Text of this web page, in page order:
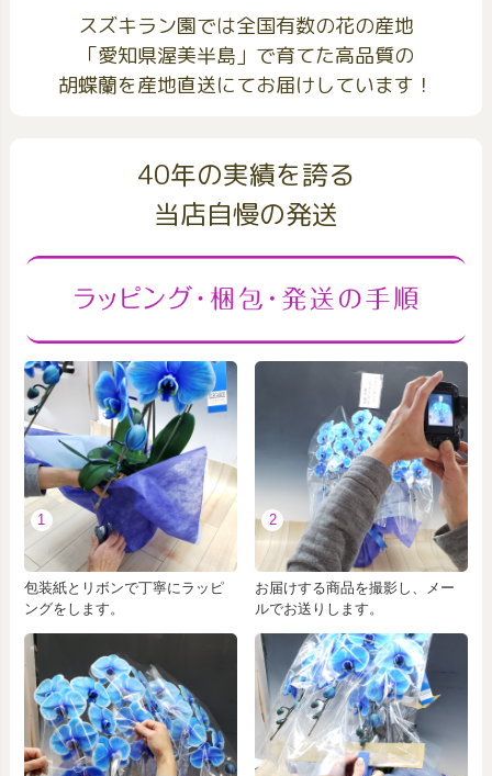
スズキラン園では全国有数の花の産地
「愛知県渥美半島」で育てた高品質の
胡蝶蘭を産地直送にてお届けしています！
40年の実績を誇る
当店自慢の発送
1
包装紙とリボンで丁寧にラッピ
ングをします。
2
お届けする商品を撮影し、メー
ルでお送りします。